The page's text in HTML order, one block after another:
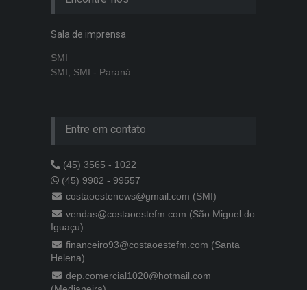
Sala de imprensa
SMI
SMI, SMI - Paraná
Entre em contato
(45) 3565 - 1022
(45) 9982 - 99557
costaoestenews@gmail.com (SMI)
vendas@costaoestefm.com (São Miguel do
Iguaçu)
financeiro93@costaoestefm.com (Santa
Helena)
dep.comercial1020@hotmail.com